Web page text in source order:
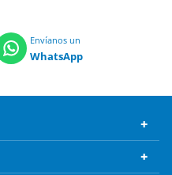
Envíanos un
WhatsApp